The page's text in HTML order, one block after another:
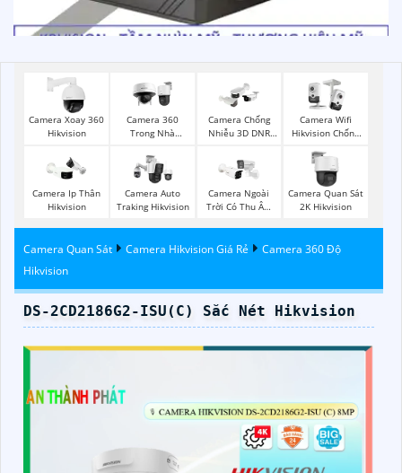
Camera Xoay 360
Hikvision
Camera 360
Trong Nhà
Camera Chống
Nhiễu 3D DNR
Camera Wifi
Hikvision Chống
Camera Ip Thân
Hikvision
Camera Auto
Traking Hikvision
Camera Ngoài
Trời Có Thu Âm
Camera Quan Sát
2K Hikvision
Camera Quan Sát Camera Hikvision Giá Rẻ
Camera 360 Độ
Hikvision
DS-2CD2186G2-ISU(C) Sắc Nét Hikvision